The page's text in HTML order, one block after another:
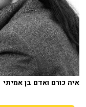
איה כורם ואדם בן אמיתי